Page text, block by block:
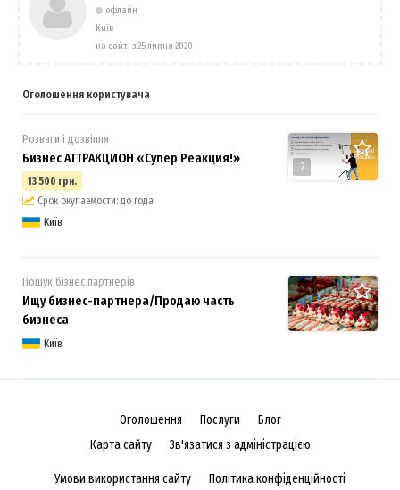
офлайн
Київ
на сайті з 25 липня 2020
Оголошення користувача
2
Розваги і дозвілля
Бизнес АТТРАКЦИОН «Супер Реакция!»
13 500 грн.
Срок окупаемости: до года
Київ
Пошук бізнес партнерів
Ищу бизнес-партнера/Продаю часть
бизнеса
Київ
Оголошення Послуги
Блог
Карта сайту
Зв'язатися з адміністрацією
Умови використання сайту Політика конфіденційності